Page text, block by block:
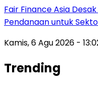
Fair Finance Asia
Pendanaan untuk
Kamis, 6 Agu 2026 -
Trending